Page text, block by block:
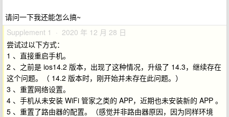
请问一下我还能怎么搞~
Supplement 1 · 2020 年 12 月 28 日
尝试过以下方式：
1 、直接重启手机。
2 、之前是 ios14.2 版本，出现了这种情况，升级了 14.3，继续存在
这个问题。（ 14.2 版本时，刚开始并未存在此问题。）
3 、重置网络设置。
4 、手机从未安装 WiFi 管家之类的 APP，近期也未安装新的 APP 。
5 、重置了路由器的配置。（感觉并非路由器原因，因为同样环境